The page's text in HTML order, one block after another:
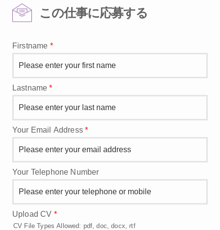
この仕事に応募する
Firstname *
Lastname*
Your Email Address*
Your Telephone Number
Upload CV *
CV File Types Allowed: pdf, doc, docx, rtf